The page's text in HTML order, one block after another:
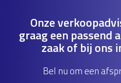
Onze
graag een passend
zaak of bij ons
Bel nu om een